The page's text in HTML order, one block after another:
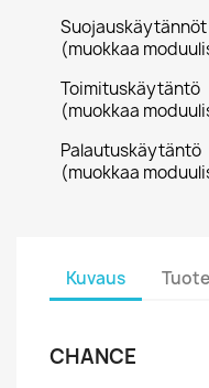
Suojauskäytännöt
(muokkaa
Toimituskäytäntö
(muokkaa
Palautuskäytäntö
(muokkaa
Kuvaus
CHANCE